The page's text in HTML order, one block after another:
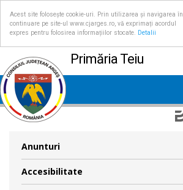
Acest site folosește cookie-uri. Prin utilizarea și navigarea în
continuare pe site-ul www.cjarges.ro, vă exprimați acordul
expres pentru folosirea informațiilor stocate.
Detalii
Primăria Teiu
Anunturi
Accesibilitate